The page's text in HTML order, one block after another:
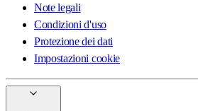
Note legali
Condizioni d'uso
Protezione dei dati
Impostazioni cookie